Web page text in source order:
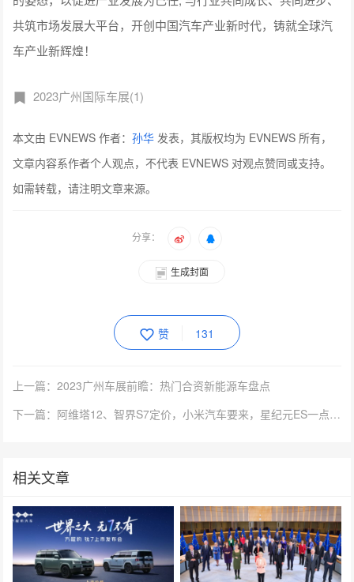
共筑市场发展大平台，开创中国汽车产业新时代，铸就全球汽
车产业新辉煌！
2023广州国际车展(1)
本文由 EVNEWS 作者：孙华 发表，其版权均为 EVNEWS 所有，
文章内容系作者个人观点，不代表 EVNEWS 对观点赞同或支持。
如需转载，请注明文章来源。
分享：
生成封面
赞 131
上一篇：2023广州车展前瞻：热门合资新能源车盘点
下一篇：阿维塔12、智界S7定价，小米汽车要来，星纪元ES一点都不慌？
相关文章